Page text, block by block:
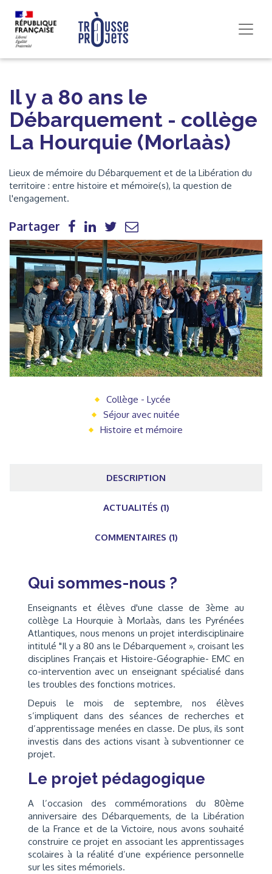
Il y a 80 ans le
Débarquement - collège
La Hourquie (Morlaàs)
Lieux de mémoire du Débarquement et de la Libération du
territoire : entre histoire et mémoire(s), la question de
l'engagement.
Partager
Collège - Lycée
Séjour avec nuitée
Histoire et mémoire
DESCRIPTION
ACTUALITÉS (1)
COMMENTAIRES (1)
Qui sommes-nous ?
Enseignants et élèves d'une classe de 3ème au
collège La Hourquie à Morlaàs, dans les Pyrénées
Atlantiques, nous menons un projet interdisciplinaire
intitulé "Il y a 80 ans le Débarquement », croisant les
disciplines Français et Histoire-Géographie- EMC en
co-intervention avec un enseignant spécialisé dans
les troubles des fonctions motrices.
Depuis le mois de septembre, nos élèves
s’impliquent dans des séances de recherches et
d’apprentissage menées en classe. De plus, ils sont
investis dans des actions visant à subventionner ce
projet.
Le projet pédagogique
A l’occasion des commémorations du 80ème
anniversaire des Débarquements, de la Libération
de la France et de la Victoire, nous avons souhaité
construire ce projet en associant les apprentissages
scolaires à la réalité d’une expérience personnelle
sur les sites mémoriels.